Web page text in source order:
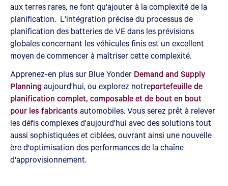
aux terres rares, ne font qu'ajouter à la complexité de la
planification. L'intégration précise du processus de
planification des batteries de VE dans les prévisions
globales concernant les véhicules finis est un excellent
moyen de commencer à maîtriser cette complexité.
Apprenez-en plus sur Blue Yonder Demand and Supply
Planning aujourd'hui, ou explorez notreportefeuille de
planification complet, composable et de bout en bout
pour les fabricants automobiles. Vous serez prêt à relever
les défis complexes d'aujourd'hui avec des solutions tout
aussi sophistiquées et ciblées, ouvrant ainsi une nouvelle
ère d'optimisation des performances de la chaîne
d'approvisionnement.